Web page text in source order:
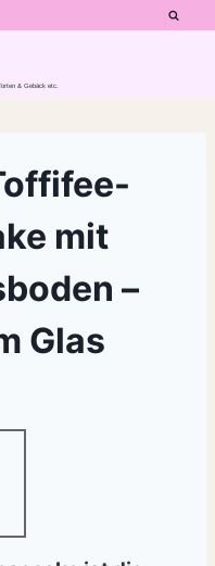
& Gebäck etc.
mit
–
Glas